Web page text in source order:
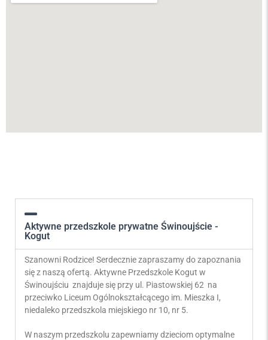
Aktywne przedszkole prywatne Świnoujście -
Kogut
Szanowni Rodzice! Serdecznie zapraszamy do zapoznania
się z naszą ofertą. Aktywne Przedszkole Kogut w
Świnoujściu znajduje się przy ul. Piastowskiej 62 na
przeciwko Liceum Ogólnokształcącego im. Mieszka I,
niedaleko przedszkola miejskiego nr 10, nr 5.
W naszym przedszkolu zapewniamy dzieciom optymalne